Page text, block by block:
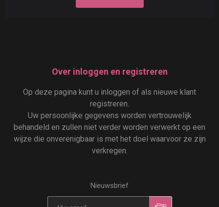
Over inloggen en registreren
Op deze pagina kunt u inloggen of als nieuwe klant
registreren.
Uw persoonlijke gegevens worden vertrouwelijk
behandeld en zullen niet verder worden verwerkt op een
wijze die onverenigbaar is met het doel waarvoor ze zijn
verkregen.
Nieuwsbrief